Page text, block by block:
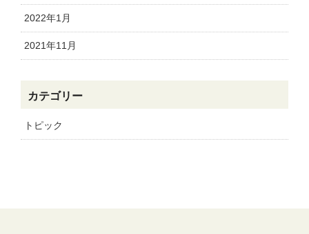
2022年1月
2021年11月
カテゴリー
トピック